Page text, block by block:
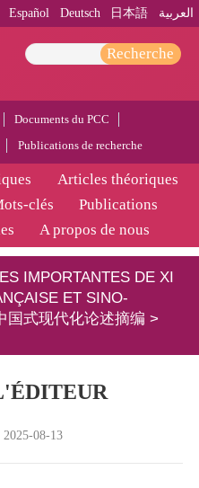
Español Deutsch 日本語 العربية
Recherche
Documents du PCC
Publications de recherche
Articles théoriques
clés
Publications
A propos de nous
IMPORTANTES DE XI
ET SINO-
国式现代化论述摘编 >
08-13